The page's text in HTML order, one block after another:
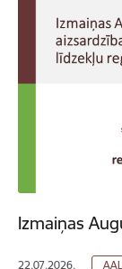
Izmaiņas
22.07.2026.